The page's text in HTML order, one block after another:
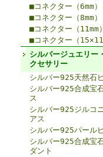
■コネクター（6mm）
■コネクター（8mm）
■コネクター（11mm）
■コネクター（
シルバージュエリー
クセサリー
シルバー925天然石
シルバー925合成宝
ス
シルバー925ジルコ
アス
シルバー925パール
シルバー925合成宝
ダント